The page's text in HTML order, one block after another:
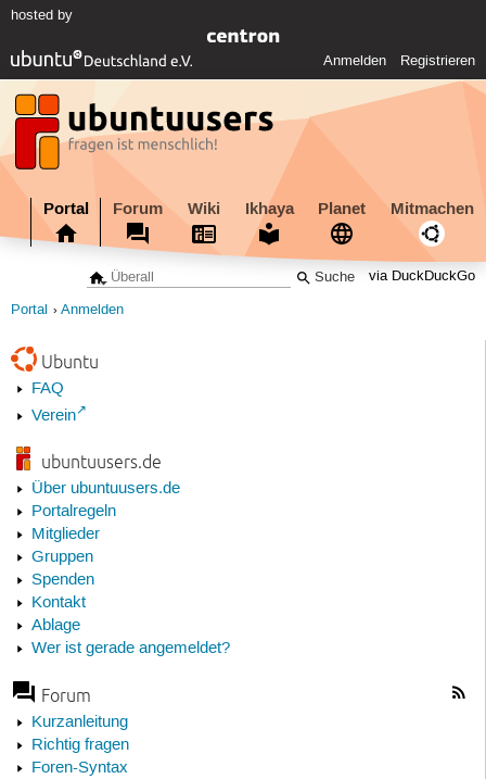
hosted by
Anmelden Registrieren
Portal Forum Wiki Ikhaya Planet Mitmachen
via DuckDuckGo
Portal Anmelden
Ubuntu
FAQ
Verein
ubuntuusers.de
Über ubuntuusers.de
Portalregeln
Mitglieder
Gruppen
Spenden
Kontakt
Ablage
Wer ist gerade angemeldet?
Forum
Kurzanleitung
Richtig fragen
Foren-Syntax